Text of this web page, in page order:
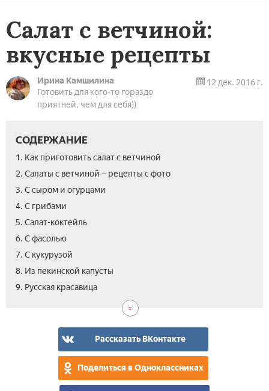
Салат с ветчиной:
вкусные рецепты
Ирина Камшилина
Готовить для кого-то гораздо
приятней, чем для себя))
12 дек. 2016 г.
СОДЕРЖАНИЕ
1. Как приготовить салат с ветчиной
2. Салаты с ветчиной – рецепты с фото
3. С сыром и огурцами
4. С грибами
5. Салат-коктейль
6. С фасолью
7. С кукурузой
8. Из пекинской капусты
9. Русская красавица
Рассказать ВКонтакте
Поделиться в Одноклассниках